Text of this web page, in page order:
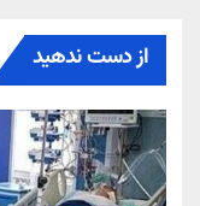
از دست ندهید